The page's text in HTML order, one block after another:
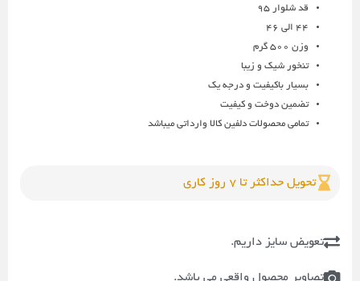
قد شلوار 95
44 الی 46
وزن 500 گرم
تنخور شیک و زیبا
بسیار باکیفیت و درجه یک
تضمین دوخت و کیفیت
تمامی محصولات دلفین کالا وارداتی میباشد
تحویل حداکثر تا 7 روز کاری
تعویض سایز داریم.
تصاویر محصول واقعی می باشد.